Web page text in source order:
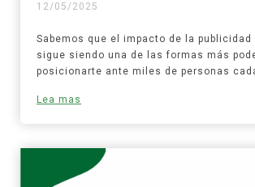
12/05/2025
Sabemos que el impacto de la publicidad
sigue siendo una de las formas más
posicionarte ante miles de personas
Lea mas